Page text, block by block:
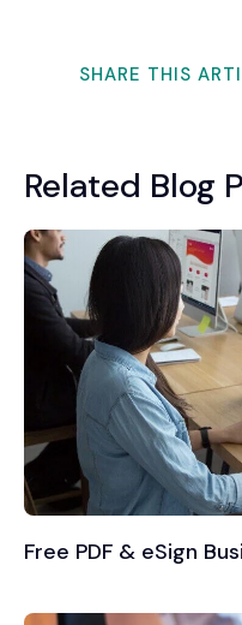
SHARE THIS
Related Blog
Free PDF & eSign